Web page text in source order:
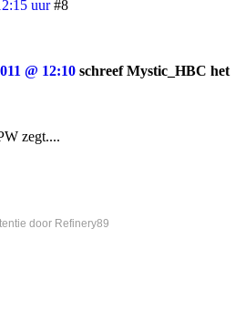
uur #8
@ 12:10 schreef Mystic_HBC het
zegt....
door Refinery89